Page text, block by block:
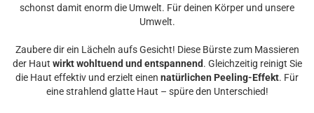
schonst damit enorm die Umwelt. Für deinen Körper und unsere
Umwelt.
Zaubere dir ein Lächeln aufs Gesicht! Diese Bürste zum Massieren
der Haut wirkt wohltuend und entspannend. Gleichzeitig reinigt Sie
die Haut effektiv und erzielt einen natürlichen Peeling-Effekt. Für
eine strahlend glatte Haut – spüre den Unterschied!